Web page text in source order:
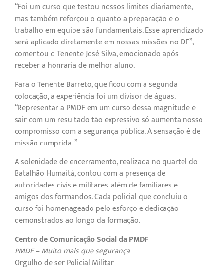
“Foi um curso que testou nossos limites diariamente,
mas também reforçou o quanto a preparação e o
trabalho em equipe são fundamentais. Esse aprendizado
será aplicado diretamente em nossas missões no DF”,
comentou o Tenente José Silva, emocionado após
receber a honraria de melhor aluno.
Para o Tenente Barreto, que ficou com a segunda
colocação, a experiência foi um divisor de águas.
“Representar a PMDF em um curso dessa magnitude e
sair com um resultado tão expressivo só aumenta nosso
compromisso com a segurança pública. A sensação é de
missão cumprida. ”
A solenidade de encerramento, realizada no quartel do
Batalhão Humaitá, contou com a presença de
autoridades civis e militares, além de familiares e
amigos dos formandos. Cada policial que concluiu o
curso foi homenageado pelo esforço e dedicação
demonstrados ao longo da formação.
Centro de Comunicação Social da PMDF
PMDF – Muito mais que segurança
Orgulho de ser Policial Militar